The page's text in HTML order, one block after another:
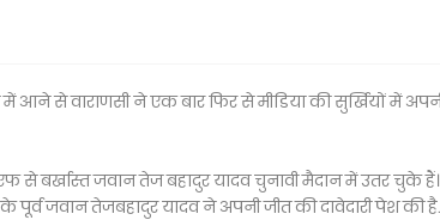
आने से वाराणसी ने एक बार फिर से मीडिया की सुर्खियों में
बर्खास्त जवान तेज बहादुर यादव चुनावी मैदान में उतर चुके हैं।
जवान तेजबहादुर यादव ने अपनी जीत की दावेदारी पेश की